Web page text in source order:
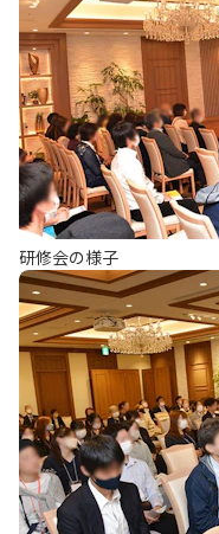
研修会の様子